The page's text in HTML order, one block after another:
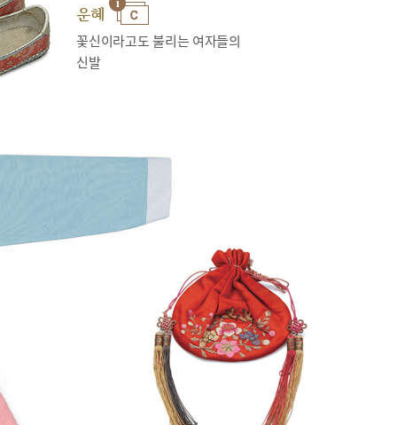
운혜
꽃신이라고도 불리는 여자들의
신발